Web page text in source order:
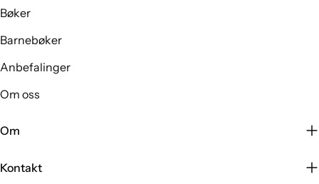
Bøker
Barnebøker
Anbefalinger
Om oss
Om
Kontakt